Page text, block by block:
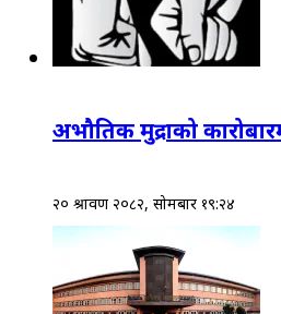
अभौतिक मुद्राको
२० श्रावण २०८२, सोमबार १९:२४